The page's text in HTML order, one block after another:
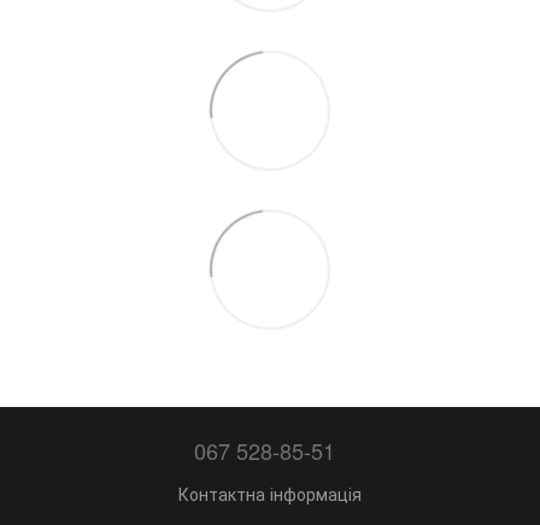
067 528-85-51
Контактна інформація